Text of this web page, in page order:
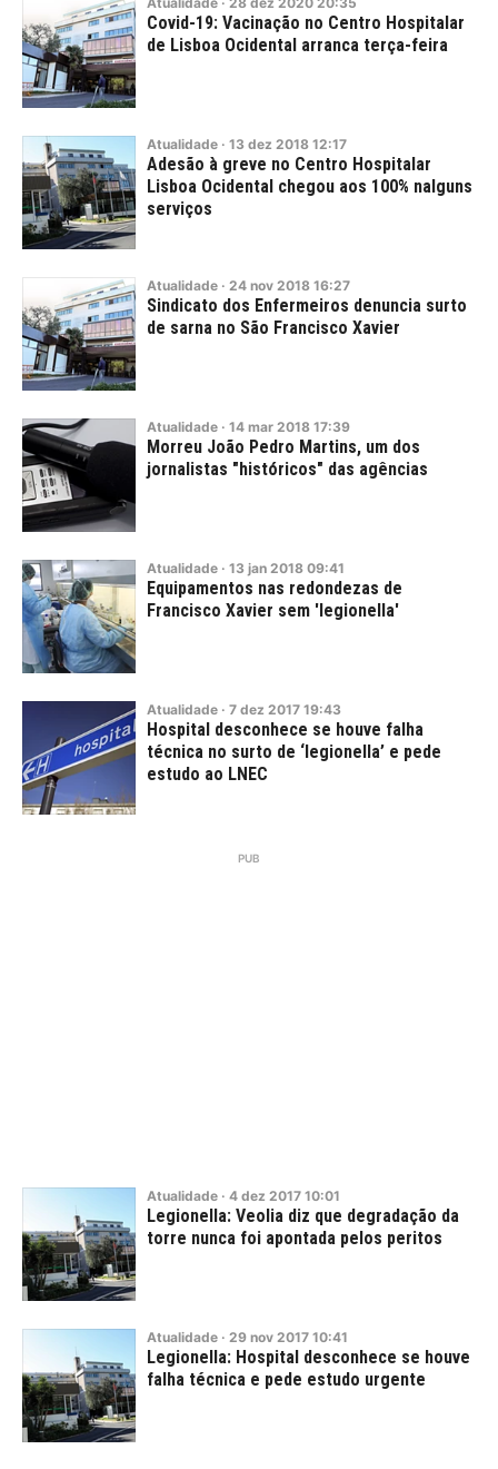
Covid-19: Vacinação no Centro Hospitalar
de Lisboa Ocidental arranca terça-feira
Atualidade · 13 dez 2018 12:17
Adesão à greve no Centro Hospitalar
Lisboa Ocidental chegou aos 100% nalguns
serviços
Atualidade · 24 nov 2018 16:27
Sindicato dos Enfermeiros denuncia surto
de sarna no São Francisco Xavier
Atualidade · 14 mar 2018 17:39
Morreu João Pedro Martins, um dos
jornalistas "históricos" das agências
Atualidade · 13 jan 2018 09:41
Equipamentos nas redondezas de
Francisco Xavier sem 'legionella'
Atualidade · 7 dez 2017 19:43
Hospital desconhece se houve falha
técnica no surto de ‘legionella’ e pede
estudo ao LNEC
Atualidade · 4 dez 2017 10:01
Legionella: Veolia diz que degradação da
torre nunca foi apontada pelos peritos
Atualidade · 29 nov 2017 10:41
Legionella: Hospital desconhece se houve
falha técnica e pede estudo urgente